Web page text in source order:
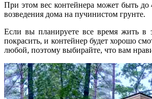
При этом вес контейнера может быть до
возведения дома на пучинистом грунте.
Если вы планируете все время жить в
покрасить, и контейнер будет хорошо
любой, поэтому выбирайте, что вам